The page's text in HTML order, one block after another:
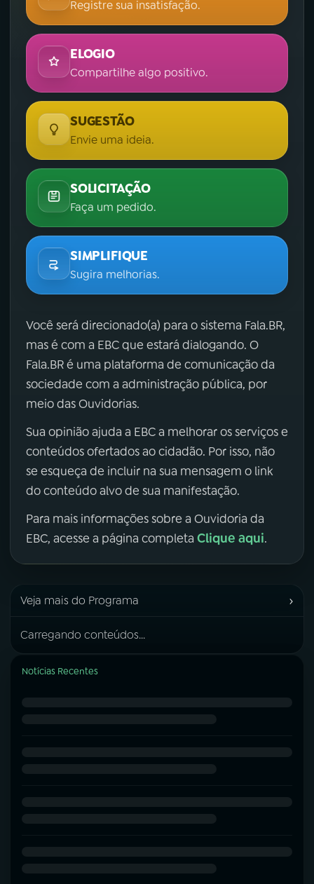
Registre sua insatisfação.
ELOGIO
Compartilhe algo positivo.
SUGESTÃO
Envie uma ideia.
SOLICITAÇÃO
Faça um pedido.
SIMPLIFIQUE
Sugira melhorias.
Você será direcionado(a) para o sistema Fala.BR,
mas é com a EBC que estará dialogando. O
Fala.BR é uma plataforma de comunicação da
sociedade com a administração pública, por
meio das Ouvidorias.
Sua opinião ajuda a EBC a melhorar os serviços e
conteúdos ofertados ao cidadão. Por isso, não
se esqueça de incluir na sua mensagem o link
do conteúdo alvo de sua manifestação.
Para mais informações sobre a Ouvidoria da
EBC, acesse a página completa Clique aqui.
Veja mais do Programa ›
Carregando conteúdos...
Notícias Recentes